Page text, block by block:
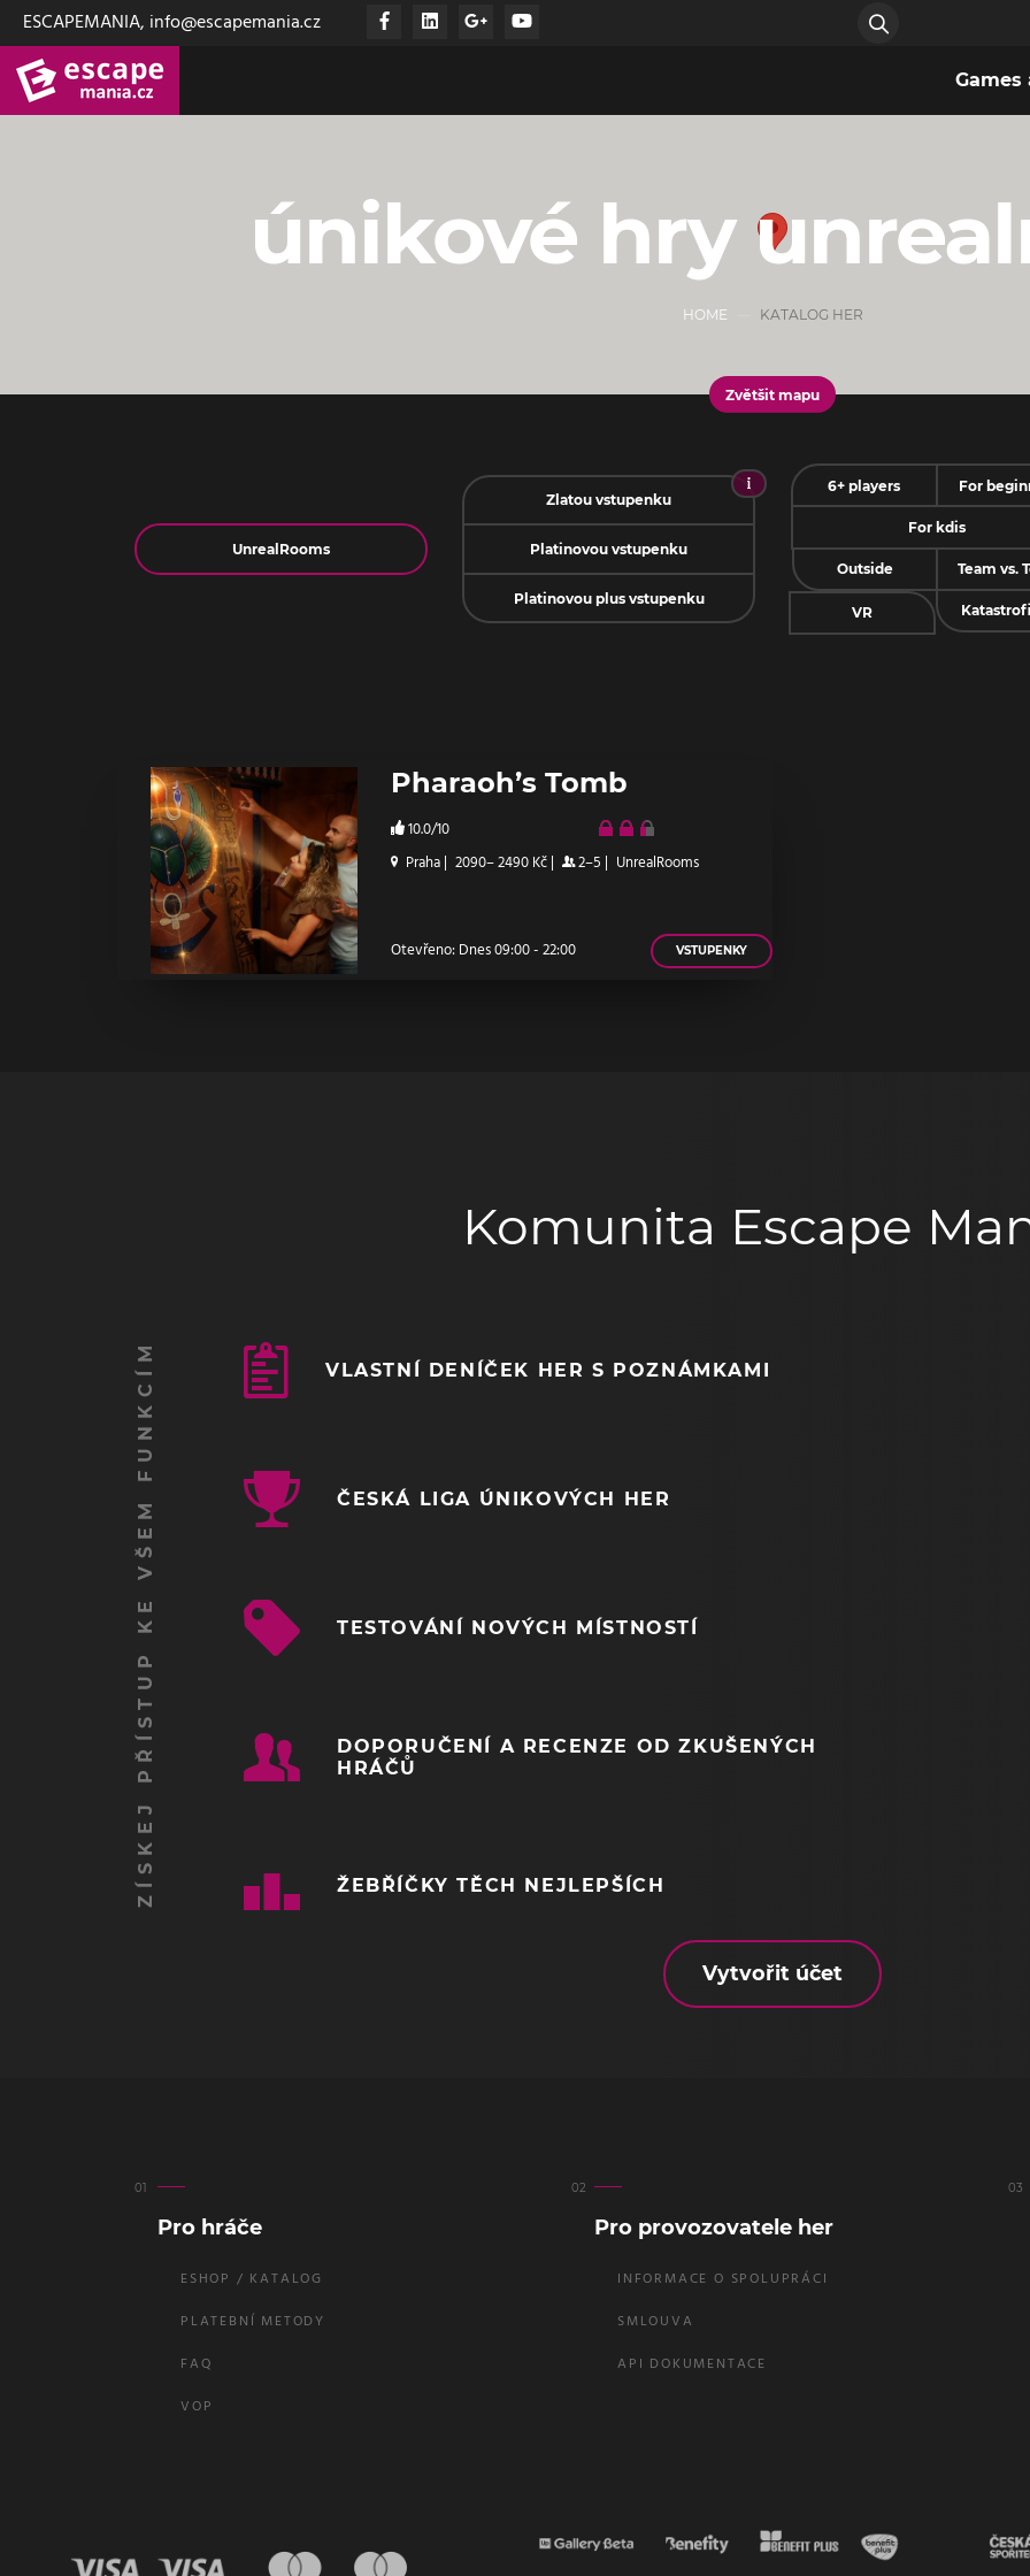
ESCAPEMANIA, info@escapemania.cz
Zvětšit mapu
únikové hry
HOME KATALOG HER
Jméno
Zlatou vstupenku
Platinovou vstupenku
Platinovou plus vstupenku
6+ players For
For kdis
Outside Team vs.
VR
Pharaoh’s Tomb
10.0/10
Praha| 2090– 2490 Kč| 2–5 | UnrealRooms
Otevřeno: Dnes 09:00 - 22:00 VSTUPENKY
Komunita Escape
ZÍSKEJ PŘÍSTUP KE VŠEM FUNKCÍM VLASTNÍ DENÍČEK HER S POZNÁMKAMI
ČESKÁ LIGA ÚNIKOVÝCH HER
TESTOVÁNÍ NOVÝCH MÍSTNOSTÍ
DOPORUČENÍ A RECENZE OD ZKUŠENÝCH
HRÁČŮ
ŽEBŘÍČKY TĚCH NEJLEPŠÍCH
Vytvořit účet
Pro hráče
ESHOP / KATALOG
PLATEBNÍ METODY
FAQ
VOP
Pro provozovatele her
INFORMACE O SPOLUPRÁCI
SMLOUVA
API DOKUMENTACE